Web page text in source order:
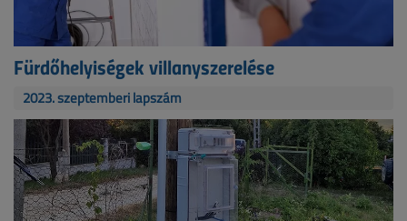
Fürdőhelyiségek villanyszerelése
2023. szeptemberi lapszám